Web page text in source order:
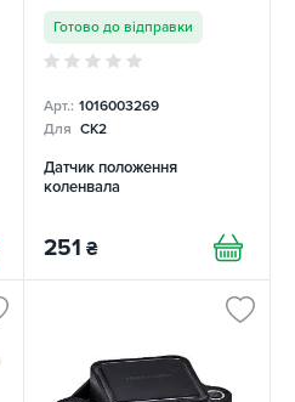
Готово до відправки
Арт.: 1016003269
Для CK2
Датчик положення
коленвала
251 ₴